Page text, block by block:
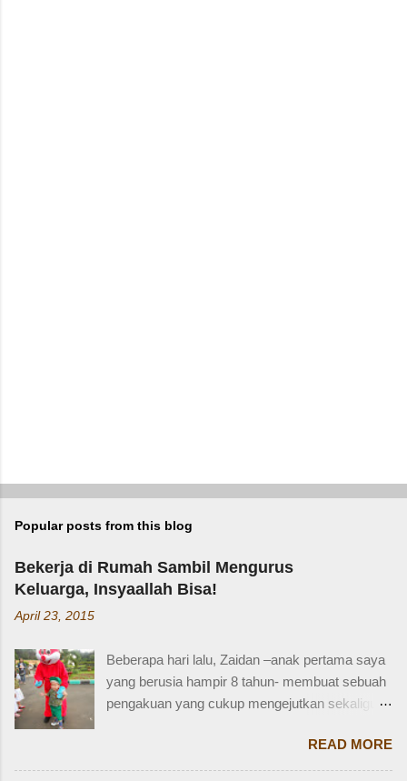
Popular posts from this blog
Bekerja di Rumah Sambil Mengurus
Keluarga, Insyaallah Bisa!
April 23, 2015
Beberapa hari lalu, Zaidan –anak pertama saya
yang berusia hampir 8 tahun- membuat sebuah
pengakuan yang cukup mengejutkan sekaligus
Zaidan: “Mi, waktu kakak kecil, kakak pernah
ditinggal beli sayur sama mba. Waktu itu
READ MORE